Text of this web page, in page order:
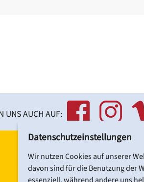
UNS AUCH AUF:
Datenschutzeinstellungen
Wir nutzen Cookies auf unserer
davon sind für die Benutzung der